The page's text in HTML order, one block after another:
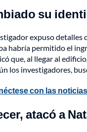
su
expuso detalles
habría permitido el
que, al llegar al
los investigadores,
con las
atacó a